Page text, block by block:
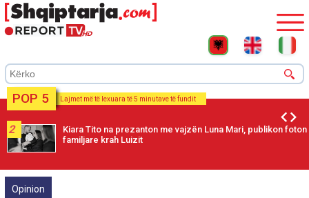
POP 5 Lajmet më të lexuara të 5 minutave të fundit
2
Kiara Tito na prezanton me vajzën Luna Mari, publikon foton
familjare krah Luizit
Opinion